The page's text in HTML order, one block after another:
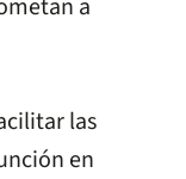
a
las
en